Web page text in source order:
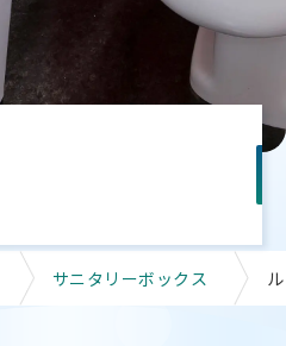
サニタリーボックス